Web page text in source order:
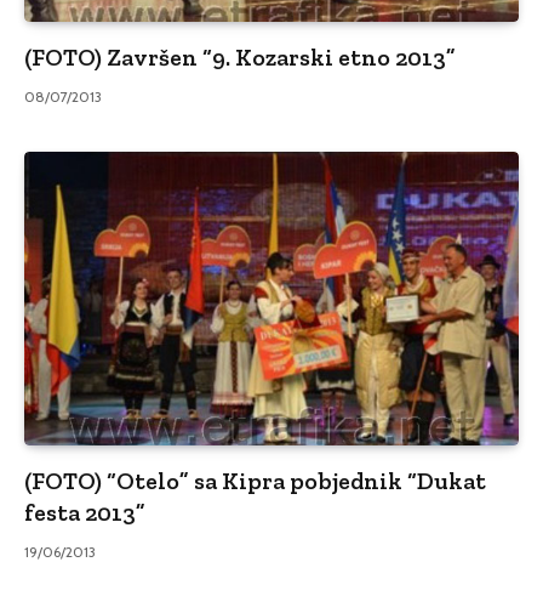
(FOTO) Završen “9. Kozarski etno 2013”
08/07/2013
(FOTO) “Otelo” sa Kipra pobjednik “Dukat
festa 2013”
19/06/2013